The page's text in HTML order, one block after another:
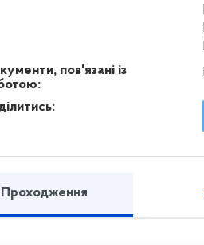
пов'язані із
Проходження